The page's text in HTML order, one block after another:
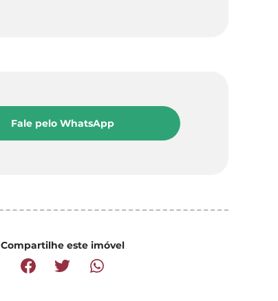
Fale pelo WhatsApp
Compartilhe este imóvel